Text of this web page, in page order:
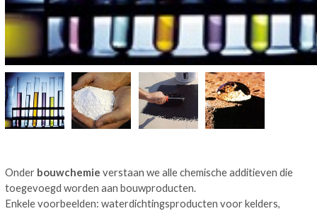
Onder bouwchemie verstaan we alle chemische additieven die
toegevoegd worden aan bouwproducten.
Enkele voorbeelden: waterdichtingsproducten voor kelders,